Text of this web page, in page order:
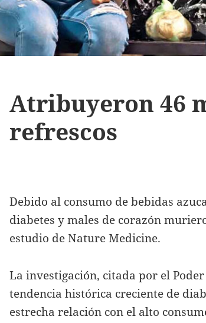
Atribuyeron 46
refrescos
Debido al consumo de bebidas
diabetes y males de corazón
estudio de Nature Medicine.
La investigación, citada por el
tendencia histórica creciente de
estrecha relación con el alto